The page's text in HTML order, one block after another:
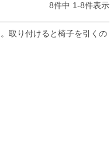
8件中 1-8件表示
取り付けると椅子を引くの